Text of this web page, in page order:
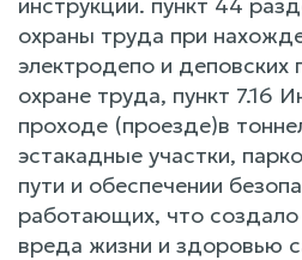
охраны труда при
электродепо и деповских
охране труда, пункт 7.16
проходе (проезде)в
эстакадные участки,
пути и обеспечении
работающих, что создало
вреда жизни и здоровью